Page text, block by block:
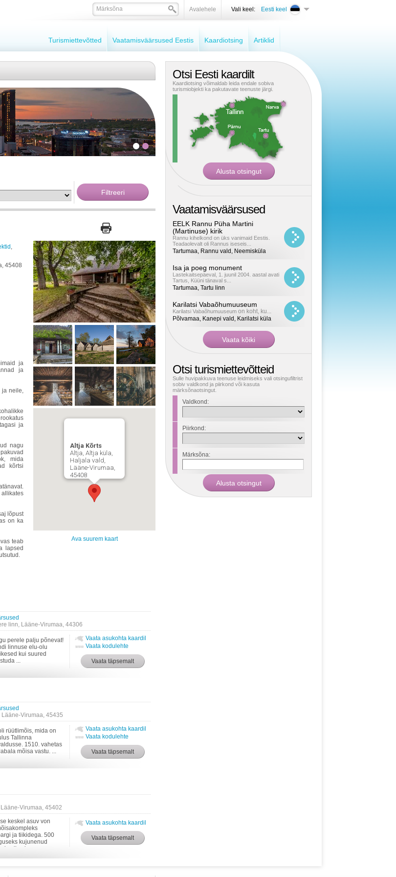
Avalehele Vali keel: Eesti keel
Turismiettevõtted Vaatamisväärsused Eestis Kaardiotsing Artiklid
,
45408
ja
ja
ja neile,
ja
nagu
mida
kõrtsi
lõpust
on ka
teab
lapsed
Altja Kõrts
Altja, Altja küla,
Haljala vald,
Lääne-Virumaa,
45408
Ava suurem kaart
linn, Lääne-Virumaa, 44306
perele palju põnevat!
linnuse elu-olu
kui suured
...
Vaata asukohta kaardil
Vaata kodulehte
Virumaa, 45435
rüütlimõis, mida on
Tallinna
1510. vahetas
mõisa vastu. ...
Vaata asukohta kaardil
Vaata kodulehte
Virumaa, 45402
keskel asuv von
ja tiikidega. 500
kujunenud
...
Vaata asukohta kaardil
Otsi Eesti kaardilt
Kaardiotsing võimaldab leida endale sobiva
turismiobjekti ka pakutavate teenuste järgi.
Vaatamisväärsused
EELK Rannu Püha Martini
(Martinuse) kirik
Rannu kihelkond on üks vanimaid Eestis.
Teadaolevalt oli Rannus iseseis...
Tartumaa, Rannu vald, Neemisküla
Isa ja poeg monument
Lastekaitsepäeval, 1. juunil 2004. aastal avati
Tartus, Küüni tänaval s...
Tartumaa, Tartu linn
Karilatsi Vabaõhumuuseum
Karilatsi Vabaõhumuuseum on koht, ku...
Põlvamaa, Kanepi vald, Karilatsi küla
Otsi turismiettevõtteid
Sulle huvipakkuva teenuse leidmiseks vali otsingufiltrist
sobiv valdkond ja piirkond või kasuta
märksõnaotsingut.
Valdkond:
Piirkond:
Märksõna: